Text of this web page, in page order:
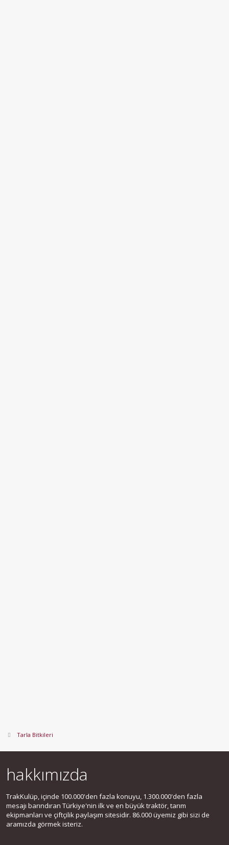
Tarla Bitkileri
hakkımızda
TrakKulüp, içinde 100.000'den fazla konuyu, 1.300.000'den fazla
mesajı barındıran Türkiye'nin ilk ve en büyük traktör, tarım
ekipmanları ve çiftçilik paylaşım sitesidir. 86.000 üyemiz gibi sizi de
aramızda görmek isteriz.